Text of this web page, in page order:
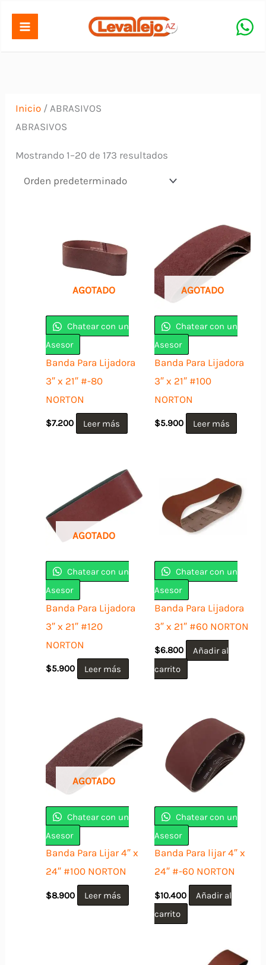
Inicio / ABRASIVOS
ABRASIVOS
Mostrando 1–20 de 173 resultados
AGOTADO
Chatear con un
Asesor
Banda Para Lijadora
3″ x 21″ #-80
NORTON
$7.200 Leer más
AGOTADO
Chatear con un
Asesor
Banda Para Lijadora
3″ x 21″ #100
NORTON
$5.900 Leer más
AGOTADO
Chatear con un
Asesor
Banda Para Lijadora
3″ x 21″ #120
NORTON
$5.900 Leer más
Chatear con un
Asesor
Banda Para Lijadora
3″ x 21″ #60 NORTON
$6.800
Añadir al
carrito
AGOTADO
Chatear con un
Asesor
Banda Para Lijar 4″ x
24″ #100 NORTON
$8.900 Leer más
Chatear con un
Asesor
Banda Para lijar 4″ x
24″ #-60 NORTON
$10.400
Añadir al
carrito